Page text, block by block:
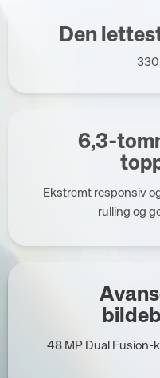
Den
330
6,3-
Ekstremt responsiv
rulling og
48 MP Dual Fusion-